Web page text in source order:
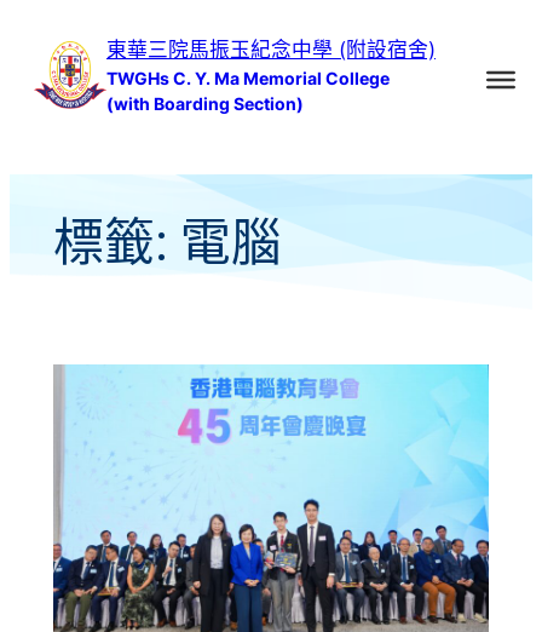
容
東華三院馬振玉紀念中學 (附設宿舍)
TWGHs C. Y. Ma Memorial College
(with Boarding Section)
標籤: 電腦